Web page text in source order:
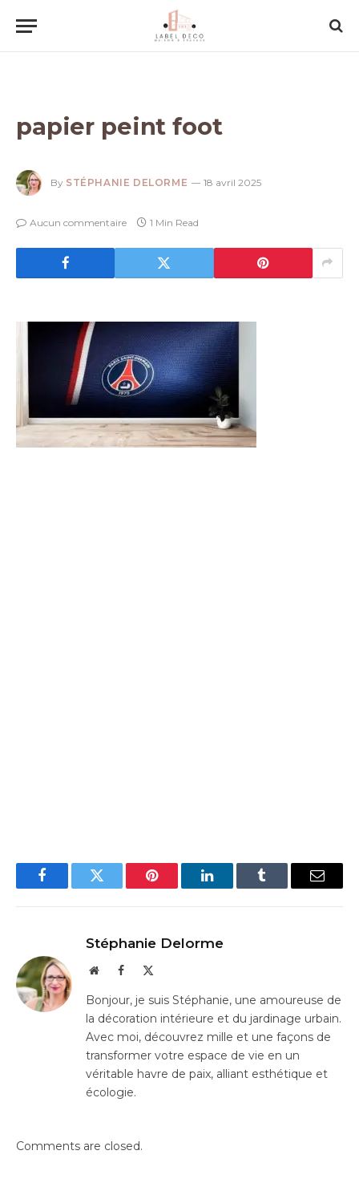
papier peint foot
By STÉPHANIE DELORME 18 avril 2025
Aucun commentaire 1 Min Read
FacebookTwitter Pinterest LinkedInTumblr Email
Stéphanie Delorme
WebsiteFacebook
Bonjour, je suis Stéphanie, une amoureuse de
la décoration intérieure et du jardinage urbain.
Avec moi, découvrez mille et une façons de
transformer votre espace de vie en un
véritable havre de paix, alliant esthétique et
écologie.
Comments are closed.